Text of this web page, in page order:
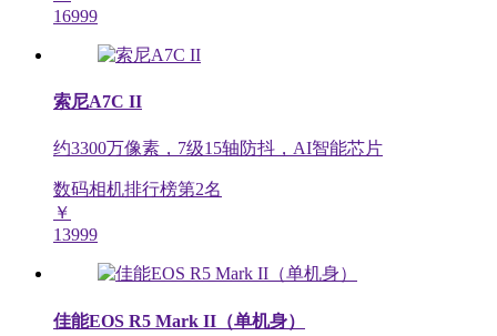
16999
索尼A7C II
约3300万像素，7级15轴防抖，AI智能芯片
数码相机排行榜第2名
￥
13999
佳能EOS R5 Mark II（单机身）